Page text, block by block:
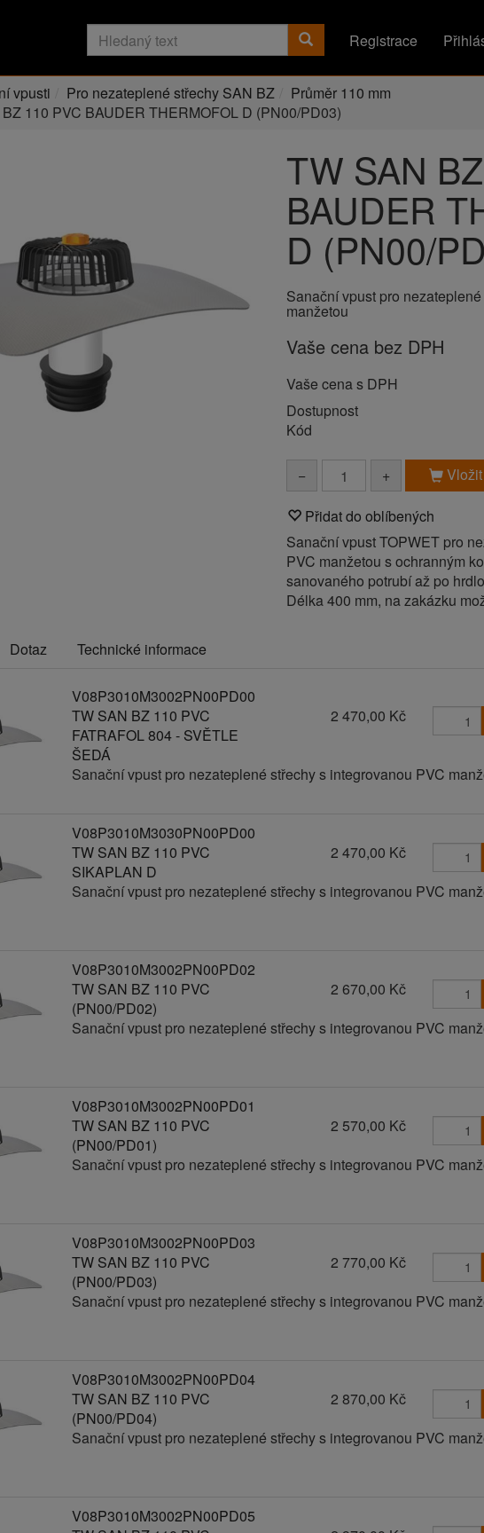
Registrace
vpusti Pro nezateplené střechy SAN BZ
Průměr 110 mm
110 PVC BAUDER THERMOFOL D (PN00/PD03)
TW SAN
BAUDER
D (PN00/
Sanační vpust pro
manžetou
Vaše cena bez DPH
Vaše cena s DPH
Dostupnost
Kód
− +
Přidat do oblíbených
Sanační vpust TOPWET pro
PVC manžetou s ochranným
sanovaného potrubí až po
Délka 400 mm, na zakázku
Dotaz Technické informace
V08P3010M3002PN00PD00
TW SAN BZ 110 PVC
FATRAFOL 804 - SVĚTLE
ŠEDÁ
2 470,00 Kč
Sanační vpust pro nezateplené střechy s integrovanou PVC
V08P3010M3030PN00PD00
TW SAN BZ 110 PVC
SIKAPLAN D
2 470,00 Kč
Sanační vpust pro nezateplené střechy s integrovanou PVC
V08P3010M3002PN00PD02
TW SAN BZ 110 PVC
(PN00/PD02)
2 670,00 Kč
Sanační vpust pro nezateplené střechy s integrovanou PVC
V08P3010M3002PN00PD01
TW SAN BZ 110 PVC
(PN00/PD01)
2 570,00 Kč
Sanační vpust pro nezateplené střechy s integrovanou PVC
V08P3010M3002PN00PD03
TW SAN BZ 110 PVC
(PN00/PD03)
2 770,00 Kč
Sanační vpust pro nezateplené střechy s integrovanou PVC
V08P3010M3002PN00PD04
TW SAN BZ 110 PVC
(PN00/PD04)
2 870,00 Kč
Sanační vpust pro nezateplené střechy s integrovanou PVC
V08P3010M3002PN00PD05